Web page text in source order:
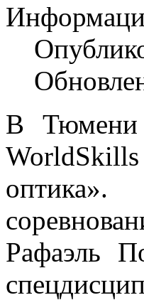
В Тюмени
Рафаэль